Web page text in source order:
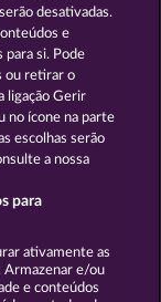
Marca
Facebook
desativadas.
e
para si. Pode
ou retirar o
ligação Gerir
no ícone na parte
escolhas serão
a nossa
para
ativamente as
Armazenar e/ou
e conteúdos